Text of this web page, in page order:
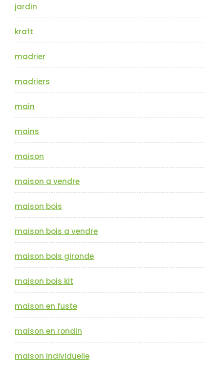
jardin
kraft
madrier
madriers
main
mains
maison
maison a vendre
maison bois
maison bois a vendre
maison bois gironde
maison bois kit
maison en fuste
maison en rondin
maison individuelle